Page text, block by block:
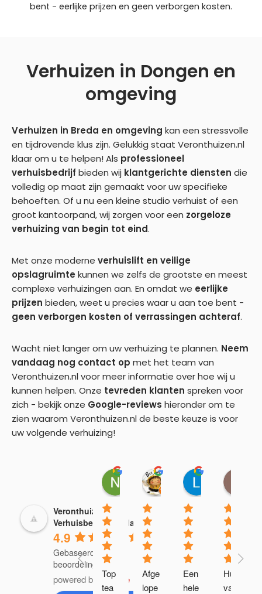
bent - eerlijke prijzen en geen verborgen kosten.
Verhuizen in Dongen en
omgeving
Verhuizen in Breda en omgeving kan een stressvolle
en tijdrovende klus zijn. Gelukkig staat Veronthuizen.nl
klaar om u te helpen! Als professioneel
verhuisbedrijf bieden wij klantgerichte diensten die
volledig op maat zijn gemaakt voor uw specifieke
behoeften. Of u nu een kleine studio verhuist of een
groot kantoorpand, wij zorgen voor een zorgeloze
verhuizing van begin tot eind.
Met onze moderne verhuislift en veilige
opslagruimtekunnen we zelfs de grootste en meest
complexe verhuizingen aan. En omdat we eerlijke
prijzen bieden, weet u precies waar u aan toe bent -
geen verborgen kosten of verrassingen achteraf.
Wacht niet langer om uw verhuizing te plannen. Neem
vandaag nog contact op met het team van
Veronthuizen.nl voor meer informatie over hoe wij u
kunnen helpen. Onze tevreden klanten spreken voor
zich - bekijk onze Google-reviews hieronder om te
zien waarom Veronthuizen.nl de beste keuze is voor
uw volgende verhuizing!
Veronthuizen.nl -
Verhuisbedrijf Breda
4.9
Gebaseerd op 94
beoordelingen
powered by Goo e
Naoufal Ben Touhami
21:37 25 Sep 25
Top
tea
Gusta Buijs-
05:28 08 Aug 25
Afge
lope
Lano
10:15 19 Jul
Een
hele
Huis
van